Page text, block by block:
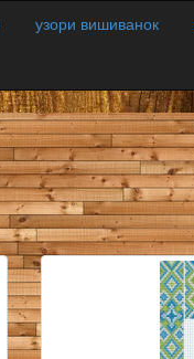
узори вишиванок